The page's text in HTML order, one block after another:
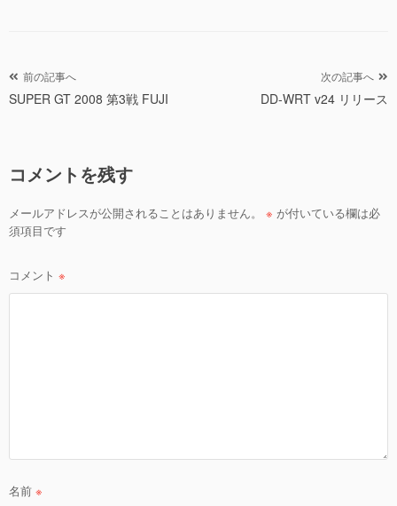
投
稿
ゲ
ー
シ
ン
前の記事へ
SUPER GT 2008 第3戦 FUJI
次の記事へ
DD-WRT v24 リリース
コメントを残す
メールアドレスが公開されることはありません。 ※ が付いている欄は必
須項目です
コメント ※
名前 ※